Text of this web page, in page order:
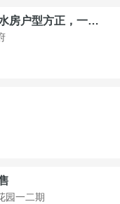
悦荣府套四户型，清水房户型方正，一口价94，8
园一二期